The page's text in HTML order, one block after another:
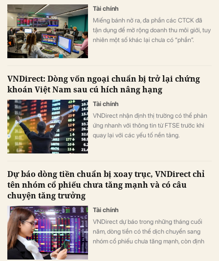
Tài chính
Miếng bánh nở ra, đa phần các CTCK đã
tận dụng để mở rộng doanh thu môi giới, tuy
nhiên một số khác lại chưa có “phần”.
VNDirect: Dòng vốn ngoại chuẩn bị trở lại chứng
khoán Việt Nam sau cú hích nâng hạng
Tài chính
VNDirect nhận định thị trường có thể phản
ứng nhanh với thông tin từ FTSE trước khi
quay lại với các yếu tố nền tảng.
Dự báo dòng tiền chuẩn bị xoay trục, VNDirect chỉ
tên nhóm cổ phiếu chưa tăng mạnh và có câu
chuyện tăng trưởng
Tài chính
VNDirect dự báo trong những tháng cuối
năm, dòng tiền có thể dịch chuyển sang
nhóm cổ phiếu chưa tăng mạnh, còn định